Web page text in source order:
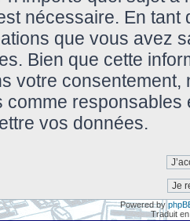
nécessaire. En tant
que vous avez
Bien que cette
votre
comme
vos données.
Powered by
Traduit